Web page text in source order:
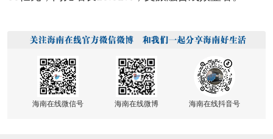
海南在线微信号 海南在线微博 海南在线抖音号